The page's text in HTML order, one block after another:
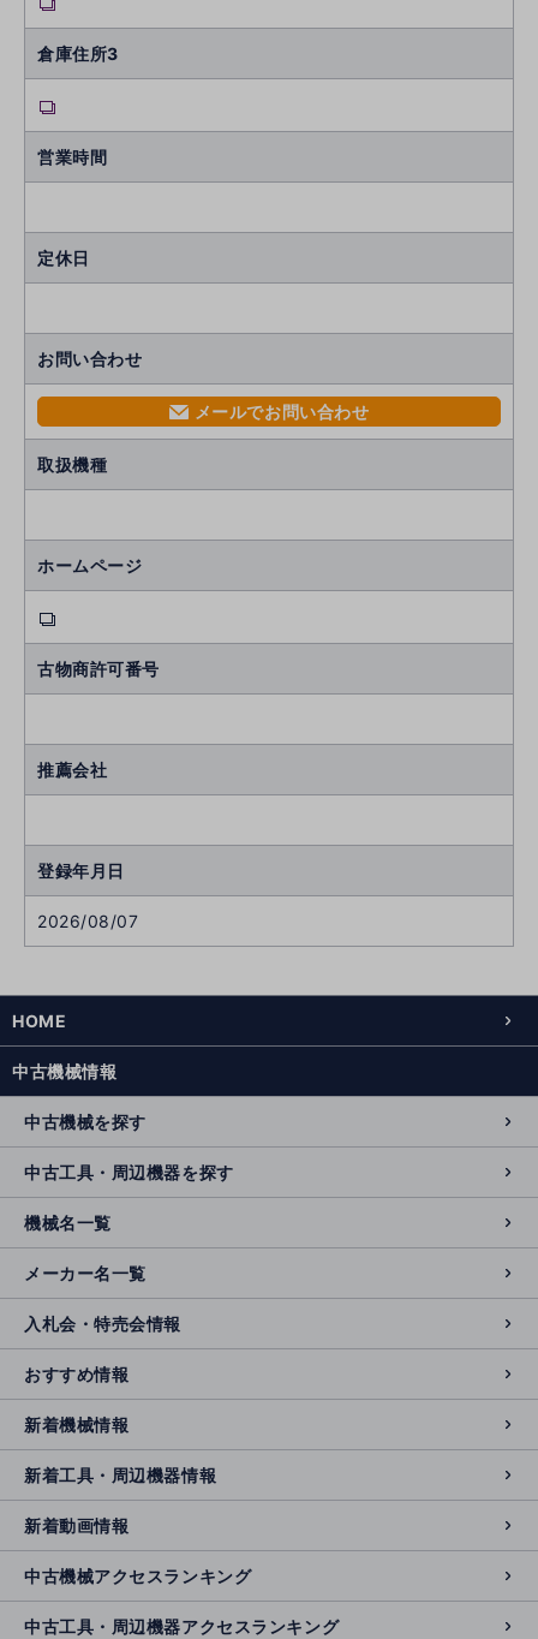
倉庫住所3
営業時間
定休日
お問い合わせ
mail メールでお問い合わせ
取扱機種
ホームページ
古物商許可番号
推薦会社
登録年月日
2026/08/07
HOME
中古機械情報
中古機械を探す
中古工具・周辺機器を探す
機械名一覧
メーカー名一覧
入札会・特売会情報
おすすめ情報
新着機械情報
新着工具・周辺機器情報
新着動画情報
中古機械アクセスランキング
中古工具・周辺機器アクセスランキング